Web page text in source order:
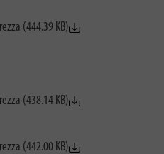
(444.39 KB)
(438.14 KB)
(442.00 KB)